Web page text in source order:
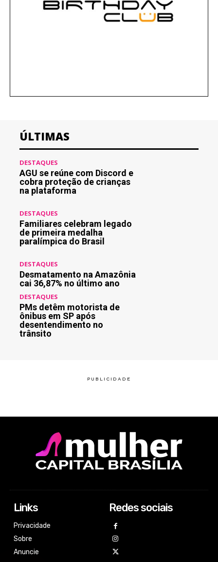
ÚLTIMAS
DESTAQUES
AGU se reúne com Discord e
cobra proteção de crianças
na plataforma
DESTAQUES
Familiares celebram legado
de primeira medalha
paralímpica do Brasil
DESTAQUES
Desmatamento na Amazônia
cai 36,87% no último ano
DESTAQUES
PMs detêm motorista de
ônibus em SP após
desentendimento no
trânsito
Links
Privacidade
Sobre
Anuncie
Redes sociais